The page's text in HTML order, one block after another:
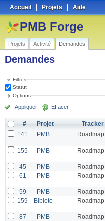
Accueil Projets Aide
PMB Forge
Projets Activité Demandes
Demandes
Filtres
Statut
Options
Appliquer Effacer
# Projet Tracker
141
PMB Roadmap
155 PMB Roadmap
45 PMB Roadmap
61
PMB Roadmap
59 PMB Roadmap
159
Bibloto Roadmap
87 PMB Roadmap